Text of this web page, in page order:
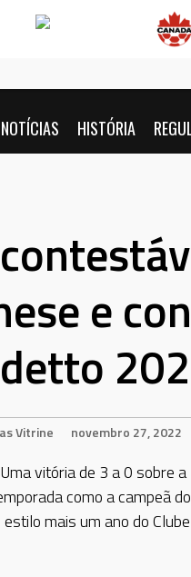
NOTÍCIAS HISTÓRIA
e
Vitrine novembro 27, 2022
vitória de 3 a 0 sobre
como a campeã
mais um ano do